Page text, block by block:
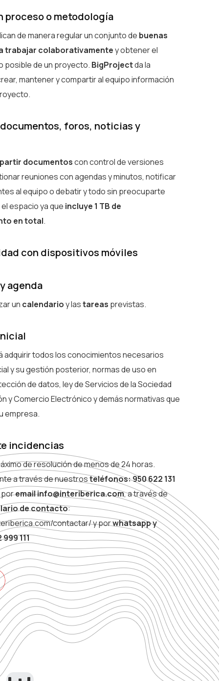
proceso o metodología
de manera regular un conjunto de buenas
trabajar colaborativamentey obtener el
posible de un proyecto. BigProjectda la
mantener y compartir al equipo información
foros, noticias y
documentoscon control de versiones
reuniones con agendas y minutos, notificar
al equipo o debatir y todo sin preocuparte
espacio ya que incluye 1 TB de
en total.
con dispositivos móviles
agenda
un calendarioy lastareas previstas.
adquirir todos los conocimientos necesarios
y su gestión posterior, normas de uso en
de datos, ley de Servicios de la Sociedad
y Comercio Electrónico y demás normativas que
empresa.
incidencias
de resolución de menos de 24 horas.
a través de nuestrosteléfonos:950 622 131
poremail info@interiberica.com, a través de
de contacto:
contactar/ y porwhatsapp y
111